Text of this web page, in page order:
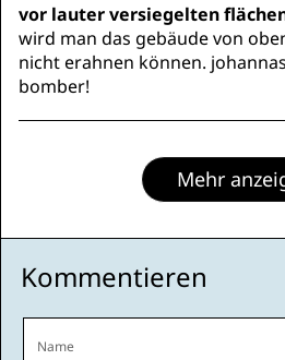
vor lauter versiegelten
wird man das gebäude von
nicht erahnen können.
bomber!
Mehr
Kommentieren
Name